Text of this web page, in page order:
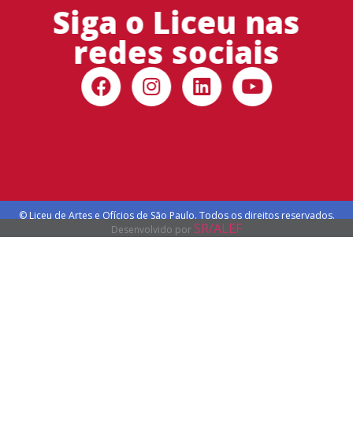
Siga o Liceu nas
redes sociais
© Liceu de Artes e Ofícios de São Paulo. Todos os direitos reservados.
Desenvolvido por SR/ALEF